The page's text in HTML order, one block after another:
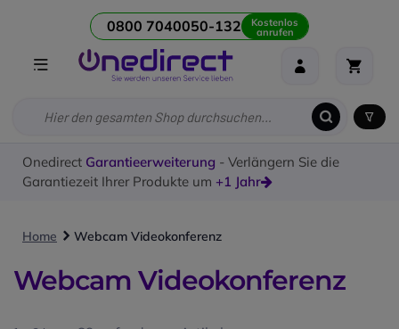
0800 7040050-132 Kostenlos
anrufen
Onedirect Garantieerweiterung - Verlängern Sie die
Garantiezeit Ihrer Produkte um +1 Jahr
Home Webcam Videokonferenz
Webcam Videokonferenz